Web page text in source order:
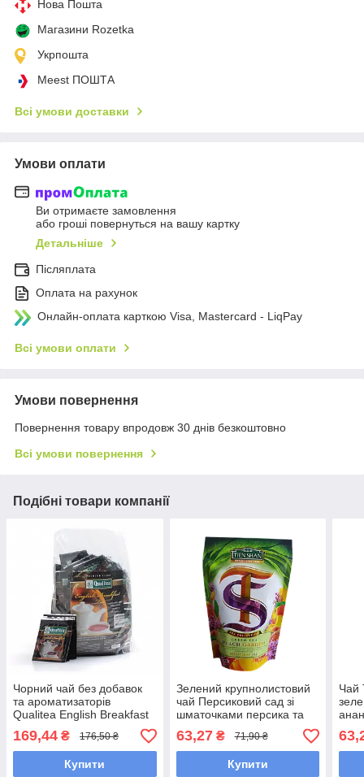
Нова Пошта
Магазини Rozetka
Укрпошта
Meest ПОШТА
Всі умови доставки
Умови оплати
Ви отримаєте замовлення
або гроші повернуться на вашу картку
Детальніше
Післяплата
Оплата на рахунок
Онлайн-оплата карткою Visa, Mastercard - LiqPay
Всі умови оплати
Умови повернення
Повернення товару впродовж 30 днів безкоштовно
Всі умови повернення
Подібні товари компанії
Чорний чай без добавок
та ароматизаторів
Qualitea English Breakfast
100 пакетів в
індивідуальних конвертах
169,44 ₴ 176,50 ₴
Купити
Зелений крупнолистовий
чай Персиковий сад зі
шматочками персика та
чебрецем Тянь Шань 80
грамів
63,27₴ 71,90 ₴
Купити
Чай
80